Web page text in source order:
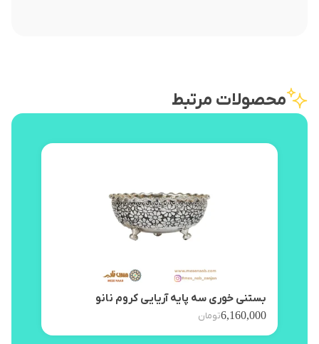
محصولات مرتبط
بستنی خوری سه پایه آریایی کروم نانو
6,160,000تومان